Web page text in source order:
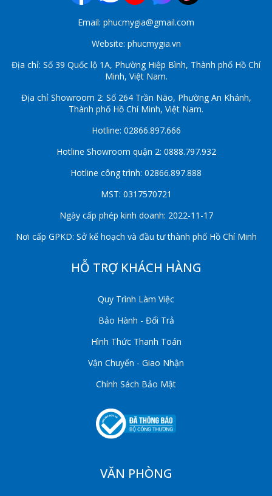
Email: phucmygia@gmail.com
Website: phucmygia.vn
Địa chỉ: Số 39 Quốc lộ 1A, Phường Hiệp Bình, Thành phố Hồ Chí
Minh, Việt Nam.
Địa chỉ Showroom 2: Số 264 Trần Não, Phường An Khánh,
Thành phố Hồ Chí Minh, Việt Nam.
Hotline: 02866.897.666
Hotline Showroom quận 2: 0888.797.932
Hotline công trình: 02866.897.888
MST: 0317570721
Ngày cấp phép kinh doanh: 2022-11-17
Nơi cấp GPKD: Sở kế hoạch và đầu tư thành phố Hồ Chí Minh
HỖ TRỢ KHÁCH HÀNG
Quy Trình Làm Việc
Bảo Hành - Đổi Trả
Hình Thức Thanh Toán
Vận Chuyển - Giao Nhận
Chính Sách Bảo Mật
VĂN PHÒNG